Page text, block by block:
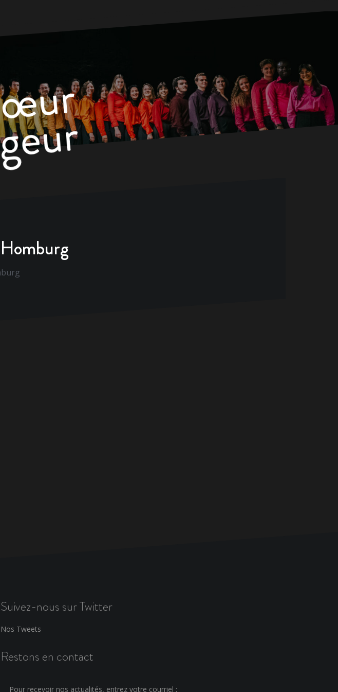
Suivez-nous sur Twitter
Nos Tweets
Restons en contact
Pour recevoir nos actualités, entrez votre courriel :